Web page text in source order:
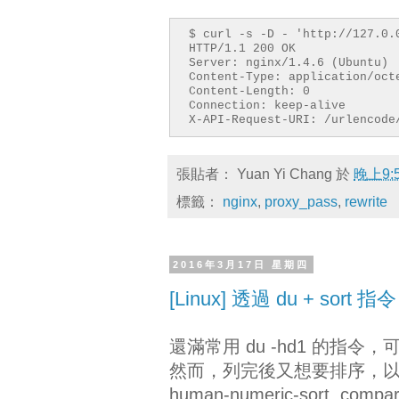
proxy_buffering
}
}
server {
listen 8000;
location ^~ / {
}
}
$ curl -s -D - 'http://
HTTP/1.1 200 OK
Server: nginx/1.4.6 (Ubuntu)
Content-Type: application/
Content-Length: 0
Connection: keep-alive
X-API-Request-URI: /urlencode/
張貼者： Yuan Yi Chang 於 晚上
標籤： nginx, proxy_pass, rewrite
2016年3月17日 星期四
[Linux] 透過 du + sort 指
還滿常用 du -hd1 的指令，
然而，列完後又想要排序，
human-numeric-sort,